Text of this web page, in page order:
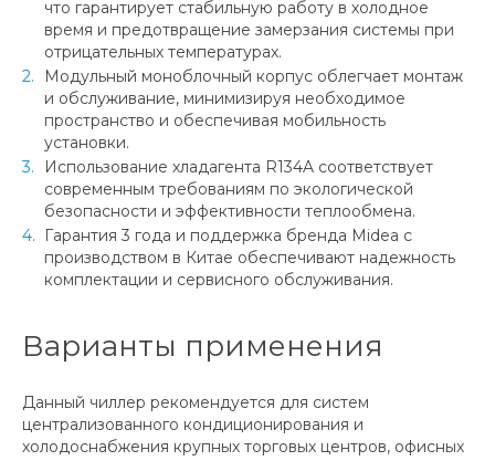
что гарантирует стабильную работу в холодное
время и предотвращение замерзания системы при
отрицательных температурах.
Модульный моноблочный корпус облегчает монтаж
и обслуживание, минимизируя необходимое
пространство и обеспечивая мобильность
установки.
Использование хладагента R134A соответствует
современным требованиям по экологической
безопасности и эффективности теплообмена.
Гарантия 3 года и поддержка бренда Midea с
производством в Китае обеспечивают надежность
комплектации и сервисного обслуживания.
Варианты применения
Данный чиллер рекомендуется для систем
централизованного кондиционирования и
холодоснабжения крупных торговых центров, офисных